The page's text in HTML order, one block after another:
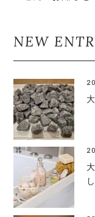
NEW